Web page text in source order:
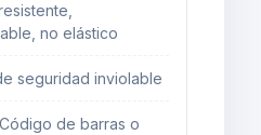
no elástico
seguridad inviolable
Código de barras o